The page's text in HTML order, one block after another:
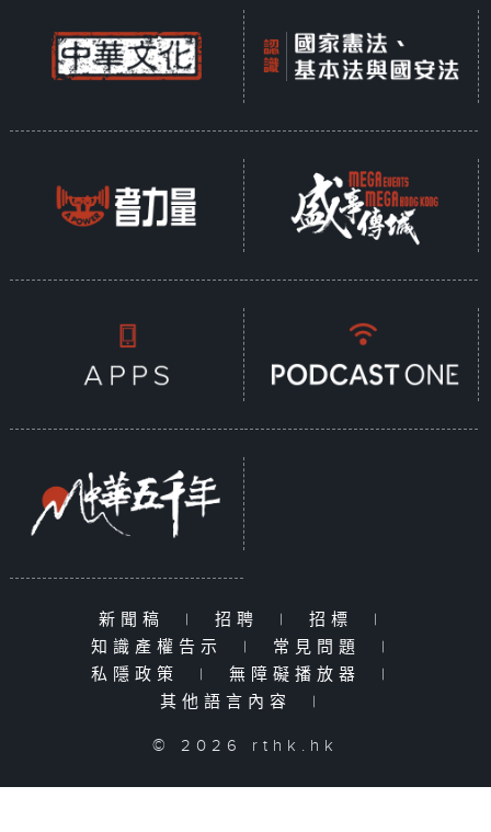
新聞稿 | 招聘 | 招標
|
知識產權告示
| 常見問題
|
私隱政策
| 無障礙播放器
|
其他語言內容
|
© 2026 rthk.hk